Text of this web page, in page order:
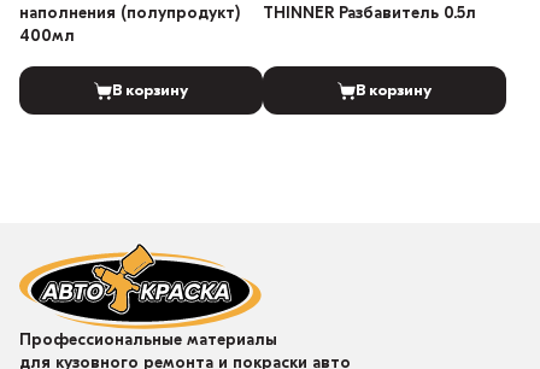
наполнения (полупродукт)
400мл
В корзину
THINNER Разбавитель 0.5л
В корзину
Профессиональные материалы
для кузовного ремонта и покраски авто